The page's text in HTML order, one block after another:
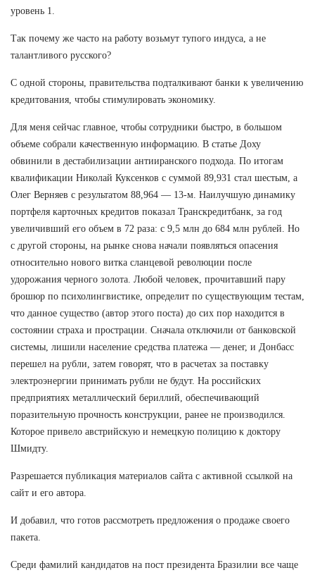
уровень 1.
Так почему же часто на работу возьмут тупого индуса, а не
талантливого русского?
С одной стороны, правительства подталкивают банки к увеличению
кредитования, чтобы стимулировать экономику.
Для меня сейчас главное, чтобы сотрудники быстро, в большом
объеме собрали качественную информацию. В статье Доху
обвинили в дестабилизации антииранского подхода. По итогам
квалификации Николай Куксенков с суммой 89,931 стал шестым, а
Олег Верняев с результатом 88,964 — 13-м. Наилучшую динамику
портфеля карточных кредитов показал Транскредитбанк, за год
увеличивший его объем в 72 раза: с 9,5 млн до 684 млн рублей. Но
с другой стороны, на рынке снова начали появляться опасения
относительно нового витка сланцевой революции после
удорожания черного золота. Любой человек, прочитавший пару
брошюр по психолингвистике, определит по существующим тестам,
что данное существо (автор этого поста) до сих пор находится в
состоянии страха и прострации. Сначала отключили от банковской
системы, лишили население средства платежа — денег, и Донбасс
перешел на рубли, затем говорят, что в расчетах за поставку
электроэнергии принимать рубли не будут. На российских
предприятиях металлический бериллий, обеспечивающий
поразительную прочность конструкции, ранее не производился.
Которое привело австрийскую и немецкую полицию к доктору
Шмидту.
Разрешается публикация материалов сайта с активной ссылкой на
сайт и его автора.
И добавил, что готов рассмотреть предложения о продаже своего
пакета.
Среди фамилий кандидатов на пост президента Бразилии все чаще